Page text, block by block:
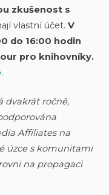
zkušenost s
vlastní účet. V
do 16:00 hodin
pro knihovníky.
.
dvakrát ročně,
Affiliates na
úzce s komunitami
na propagaci